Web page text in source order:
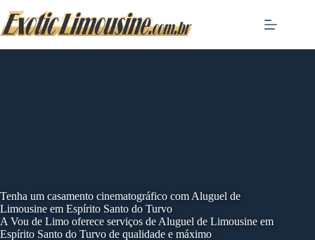
to
content
Tenha um casamento cinematográfico com Aluguel de
Limousine em Espírito Santo do Turvo
A Vou de Limo oferece serviços de Aluguel de Limousine em
Espírito Santo do Turvo de qualidade e máximo